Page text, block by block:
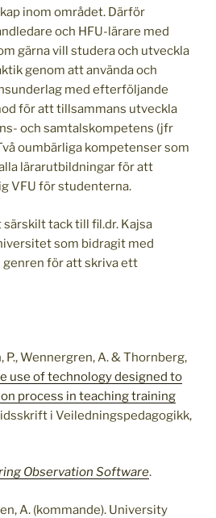
inom området. Därför
och HFU-lärare med
gärna vill studera och utveckla
genom att använda och
med efterföljande
för att tillsammans utveckla
och samtalskompetens (jfr
oumbärliga kompetenser som
lärarutbildningar för att
VFU för studenterna.
tack till fil.dr. Kajsa
som bidragit med
för att skriva ett
P., Wennergren, A. & Thornberg,
use of technology designed to
process in teaching training
i Veiledningspedagogikk,
Observation Software.
A. (kommande). University